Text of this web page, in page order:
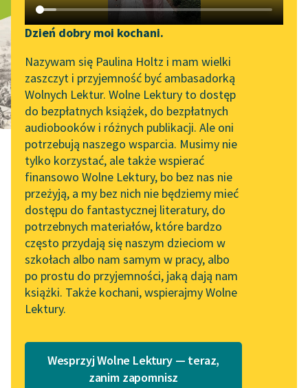
Katalog DAISY
Podkasty o książkach
Zgłoś brak utworu
Aktualności
Zapraszamy na spotkanie
online z tłumaczkami
literatury skandynawskiej
Spotkanie z Katarzyną
Tunkiel w Oslo
Wolne Lektury na 32.
Pol’and’Rock Festivalu
„Kochanek Lady
Chatterley” do słuchania
na Wolnych Lekturach
Nowy audiobook –
„Marzenie o Oriencie”
Narzędzia
Mapa Wolnych Lektur
Leśmianator
Przewodnik dla piszących i
czytających
API
OAI-PMH
Widget Wolnych Lektur
Przypisy
Katalog w formacie PDF
Dzień dobry moi kochani.
Nazywam się Paulina Holtz i mam wielki
zaszczyt i przyjemność być ambasadorką
Wolnych Lektur. Wolne Lektury to dostęp
do bezpłatnych książek, do bezpłatnych
audiobooków i różnych publikacji. Ale oni
potrzebują naszego wsparcia. Musimy nie
tylko korzystać, ale także wspierać
finansowo Wolne Lektury, bo bez nas nie
przeżyją, a my bez nich nie będziemy mieć
dostępu do fantastycznej literatury, do
potrzebnych materiałów, które bardzo
często przydają się naszym dzieciom w
szkołach albo nam samym w pracy, albo
po prostu do przyjemności, jaką dają nam
książki. Także kochani, wspierajmy Wolne
Lektury.
Wesprzyj Wolne Lektury — teraz,
zanim zapomnisz
Adam Mickiewicz
Reduta Ordona
Opowiadanie adiutanta
Nam strzelać nie kazano. — Wstąpiłem